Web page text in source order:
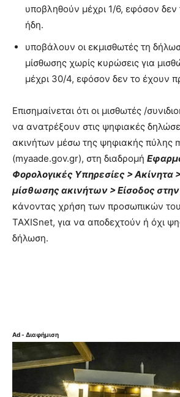
υποβληθούν μέχρι 1/6, εφόσον δεν
ήδη.
υποβάλουν οι εκμισθωτές τη
μίσθωσης χωρίς κυρώσεις για
μέχρι 30/4, εφόσον δεν το έχουν
Επισημαίνεται ότι οι μισθωτές /
να ανατρέξουν στις ψηφιακές
ακινήτων μέσω της ψηφιακής πύλης
(myaade.gov.gr), στη διαδρομή
Φορολογικές Υπηρεσίες > Ακίνητα
μίσθωσης ακινήτων > Είσοδος
κάνοντας χρήση των προσωπικών
TAXISnet, για να αποδεχτούν ή όχι
δήλωση.
Ad - Διαφήμιση